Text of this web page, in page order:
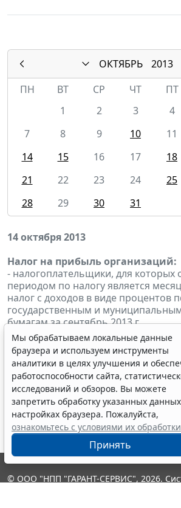
ОКТЯБРЬ
2013
ПН
ВТ СР ЧТ ПТ
1
2 3 4
7
8 9 10 11
14
15 16 17 18
21
22 23 24 25
28
29 30 31
14 октября 2013
Налог на прибыль организаций:
- налогоплательщики, для которых
периодом по налогу является
налог с доходов в виде процентов
государственным и
бумагам за сентябрь 2013 г.
- налогоплательщики, для которых
периодом по налогу является
налог с доходов в виде процентов
государственным и
бумагам за 9 месяцев 2013 г.;
Мы обрабатываем локальные данные
браузера и используем инструменты
аналитики в целях улучшения и
работоспособности сайта,
исследований и обзоров. Вы можете
запретить обработку указанных
настройках браузера. Пожалуйста,
ознакомьтесь с условиями их обработки
Принять
© ООО "НПП "ГАРАНТ-СЕРВИС", 2026.